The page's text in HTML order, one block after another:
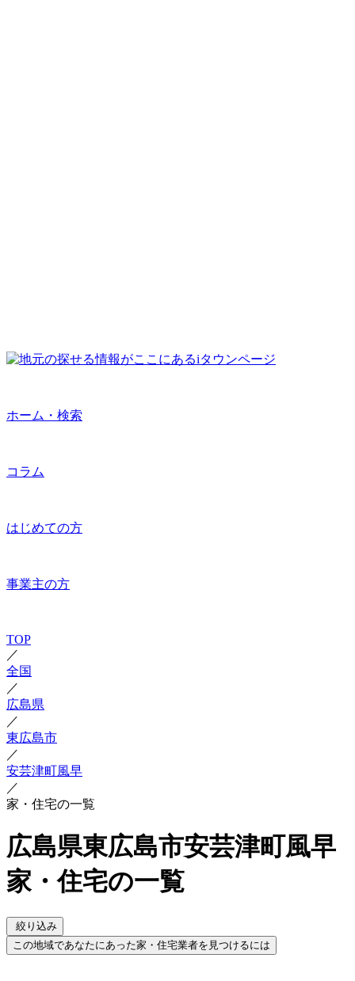
ホーム・検索
コラム
はじめての方
事業主の方
TOP
／
全国
／
広島県
／
東広島市
／
安芸津町風早
／
家・住宅の一覧
広島県東広島市安芸津町風早
家・住宅の一覧
絞り込み
この地域であなたにあった家・住宅業者を見つけるには